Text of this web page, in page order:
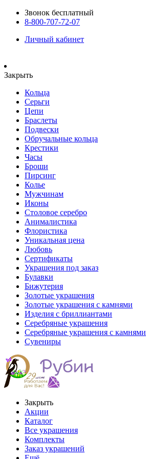
Звонок бесплатный
8-800-707-72-07
Личный кабинет
Закрыть
Кольца
Серьги
Цепи
Браслеты
Подвески
Обручальные кольца
Крестики
Часы
Броши
Пирсинг
Колье
Мужчинам
Иконы
Столовое серебро
Анималистика
Флористика
Уникальная цена
Любовь
Сертификаты
Украшения под заказ
Булавки
Бижутерия
Золотые украшения
Золотые украшения с камнями
Изделия с бриллиантами
Серебряные украшения
Серебряные украшения с камнями
Сувениры
Закрыть
Акции
Каталог
Все украшения
Комплекты
Заказ украшений